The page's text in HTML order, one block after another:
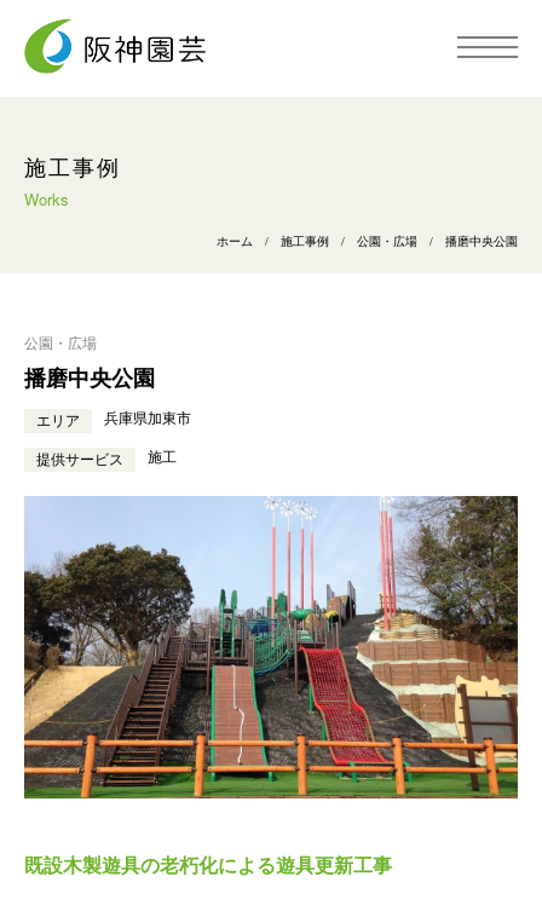
施工事例
採用情報
新着情報
お問い合わせ
本社
施工事例
Works
ホーム / 施工事例 / 公園・広場 / 播磨中央公園
公園・広場
播磨中央公園
エリア 兵庫県加東市
提供サービス 施工
既設木製遊具の老朽化による遊具更新工事